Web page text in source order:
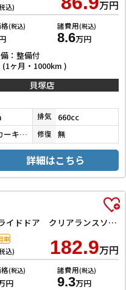
込) 万円
(税込) 諸費用(税込)
8.6万円
：整備付
(1ヶ月・1000km )
貝塚店
排気 660cc
クールカーキパールメタリック 修復 無
詳細はこちら
ハイブリッドXZ ETC 両側電動スライドドア クリアランスソナー オートクルーズコントロール レーンアシスト 衝突被害軽減システム LEDヘッドランプ ヘッドライトウォッシャー スマートキー 電動格納ミラー
込) 182.9万円
(税込)
円
諸費用(税込)
9.3万円
車